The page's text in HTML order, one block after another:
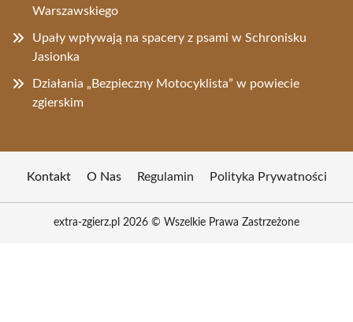
Warszawskiego
Upały wpływają na spacery z psami w Schronisku
Jasionka
Działania „Bezpieczny Motocyklista” w powiecie
zgierskim
Kontakt O Nas Regulamin Polityka Prywatności
extra-zgierz.pl 2026 © Wszelkie Prawa Zastrzeżone